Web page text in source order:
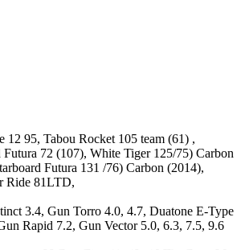
12 95, Tabou Rocket 105 team (61) ,
Futura 72 (107), White Tiger 125/75) Carbon
Futura 131 /76) Carbon (2014),
Ride 81LTD,
3.4, Gun Torro 4.0, 4.7, Duatone E-Type
Rapid 7.2, Gun Vector 5.0, 6.3, 7.5, 9.6